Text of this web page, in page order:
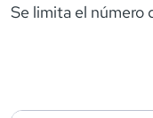
Se limita el